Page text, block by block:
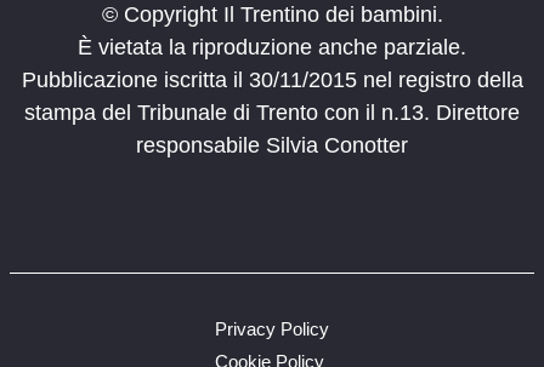
© Copyright Il Trentino dei bambini.
È vietata la riproduzione anche parziale.
Pubblicazione iscritta il 30/11/2015 nel registro della
stampa del Tribunale di Trento con il n.13. Direttore
responsabile Silvia Conotter
Privacy Policy
Cookie Policy